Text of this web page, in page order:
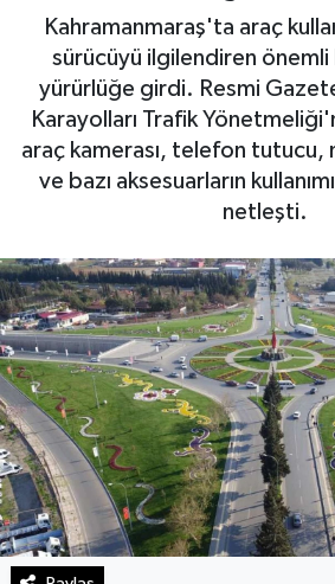
Kahramanmaraş'ta araç
sürücüyü ilgilendiren
yürürlüğe girdi. Resmi
Karayolları Trafik
araç kamerası, telefon tutucu,
ve bazı aksesuarların
netleşti.
Haberde İnsan
Kültür Sanat
Magazin
Manşetler
Resmi İlan
Sağlık
Spor
SürManşet